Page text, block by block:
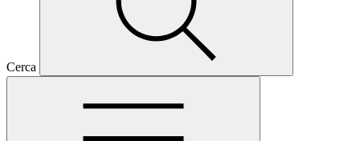
Cerca